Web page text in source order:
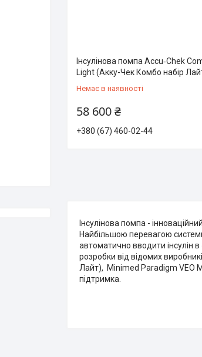
Інсулінова помпа Accu‑Chek
Light (Акку-Чек Комбо набір
Немає в наявності
58 600 ₴
+380 (67) 460-02-44
Інсулінова помпа -
Найбільшою перевагою
автоматично вводити інсулін
розробки від відомих
Лайт), Minimed Paradigm VEO
підтримка.